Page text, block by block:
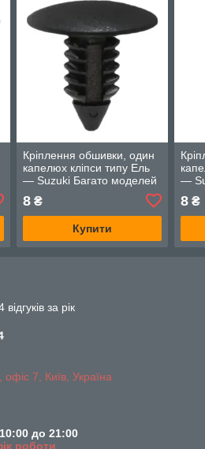
Кріплення обшивки, один
капелюх кліпси типу Ель
— Suzuki Багато моделей
8₴
Купити
—
8 ₴
за рік
7, Київ, Україна
до 21:00
роботи